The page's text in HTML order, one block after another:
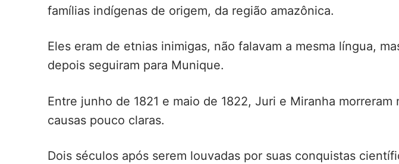
famílias indígenas de origem, da região amazônica.
Eles eram de etnias inimigas, não falavam a mesma língua,
depois seguiram para Munique.
Entre junho de 1821 e maio de 1822, Juri e Miranha
causas pouco claras.
Dois séculos após serem louvadas por suas conquistas